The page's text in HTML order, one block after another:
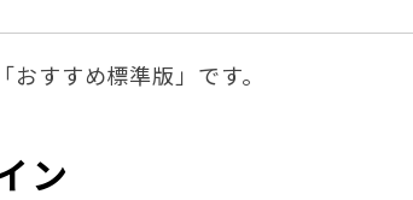
すすめ標準版」です。
ン